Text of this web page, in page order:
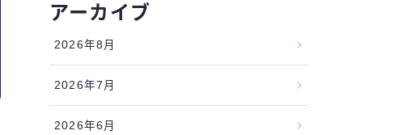
アーカイブ
2026年8月
2026年7月
2026年6月